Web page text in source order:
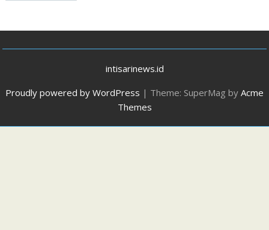
intisarinews.id
Proudly powered by WordPress | Theme: SuperMag by Acme
Themes